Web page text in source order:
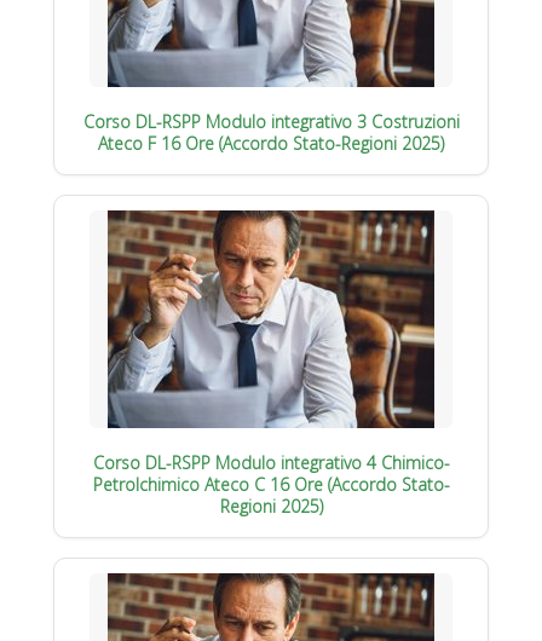
Corso DL-RSPP Modulo integrativo 3 Costruzioni
Ateco F 16 Ore (Accordo Stato-Regioni 2025)
Corso DL-RSPP Modulo integrativo 4 Chimico-
Petrolchimico Ateco C 16 Ore (Accordo Stato-
Regioni 2025)